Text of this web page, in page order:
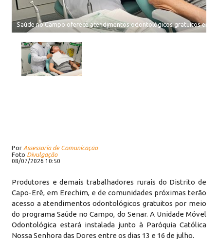
Saúde no Campo oferece atendimentos odontológicos gratuitos em
Por Assessoria de Comunicação
Foto Divulgação
08/07/2026 10:50
Produtores e demais trabalhadores rurais do Distrito de
Capo-Erê, em Erechim, e de comunidades próximas terão
acesso a atendimentos odontológicos gratuitos por meio
do programa Saúde no Campo, do Senar. A Unidade Móvel
Odontológica estará instalada junto à Paróquia Católica
Nossa Senhora das Dores entre os dias 13 e 16 de julho.